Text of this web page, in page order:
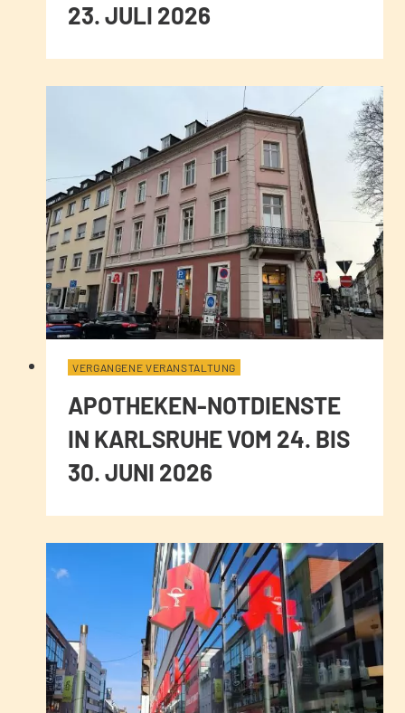
23. JULI 2026
VERGANGENE VERANSTALTUNG
APOTHEKEN-NOTDIENSTE
IN KARLSRUHE VOM 24. BIS
30. JUNI 2026